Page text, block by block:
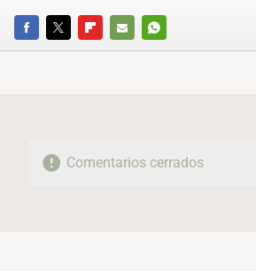
FACEBOOKTWITTERFLIPBOARD
E-
WHATSAPP
Comentarios cerrados